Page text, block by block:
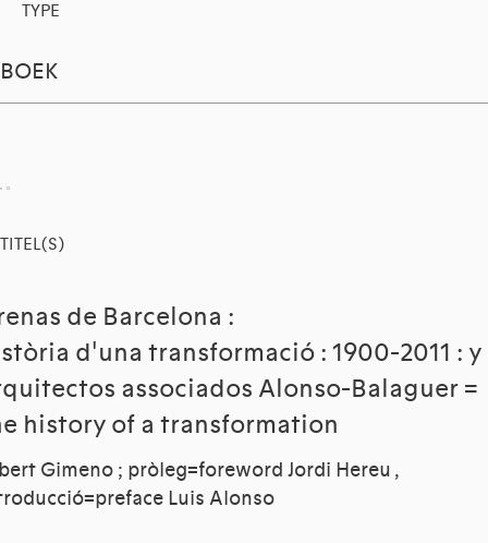
TYPE
BOEK
TITEL(S)
de Barcelona :
d'una transformació : 1900-2011 : y
associados Alonso-Balaguer =
history of a transformation
Gimeno ; pròleg=foreword Jordi Hereu ,
Luis Alonso